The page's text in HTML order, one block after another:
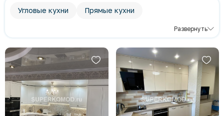
Угловые кухни
Прямые кухни
Темные кухни
Яркие кухни
Кухни для хрущевки
Маленькие кухни
Развернуть